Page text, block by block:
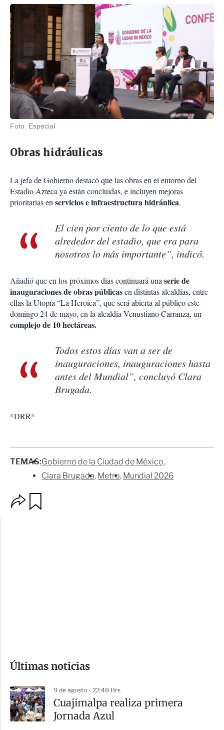
Foto: Especial
Obras hidráulicas
La jefa de Gobierno destacó que las obras en el entorno del
Estadio Azteca ya están concluidas, e incluyen mejoras
prioritarias enservicios e infraestructura hidráulica.
El cien por ciento de lo que está
alrededor del estadio, que era para
nosotros lo más importante”, indicó.
Añadió que en los próximos días continuará unaserie de
inauguraciones de obras públicasen distintas alcaldías, entre
ellas la Utopía “La Heroica”, que será abierta al público este
domingo 24 de mayo, en la alcaldía Venustiano Carranza, un
complejo de 10 hectáreas.
Todos estos días van a ser de
inauguraciones, inauguraciones hasta
antes del Mundial”, concluyó Clara
Brugada.
*DRR*
TEMAS:Gobierno de la Ciudad de México
Clara Brugada Metro Mundial 2026
m
a
r
t
Últimas noticias
9 de agosto - 22:48 Hrs
Cuajimalpa realiza primera
Jornada Azul